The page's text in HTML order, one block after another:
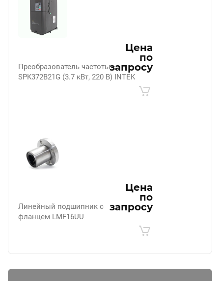
Преобразователь частоты
SPK372B21G (3.7 кВт, 220 В) INTEK
Цена
по
запросу
Линейный подшипник с
фланцем LMF16UU
Цена
по
запросу